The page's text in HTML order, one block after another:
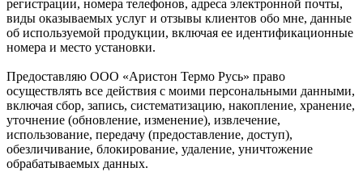
регистрации, номера телефонов, адреса электронной почты,
виды оказываемых услуг и отзывы клиентов обо мне, данные
об используемой продукции, включая ее идентификационные
номера и место установки.
Предоставляю ООО «Аристон Термо Русь» право
осуществлять все действия с моими персональными данными,
включая сбор, запись, систематизацию, накопление, хранение,
уточнение (обновление, изменение), извлечение,
использование, передачу (предоставление, доступ),
обезличивание, блокирование, удаление, уничтожение
обрабатываемых данных.